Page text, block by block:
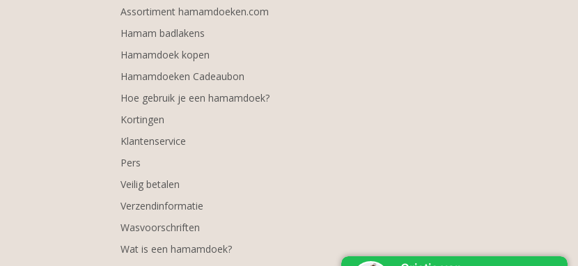
Assortiment hamamdoeken.com
Hamam badlakens
Hamamdoek kopen
Hamamdoeken Cadeaubon
Hoe gebruik je een hamamdoek?
Kortingen
Klantenservice
Pers
Veilig betalen
Verzendinformatie
Wasvoorschriften
Wat is een hamamdoek?